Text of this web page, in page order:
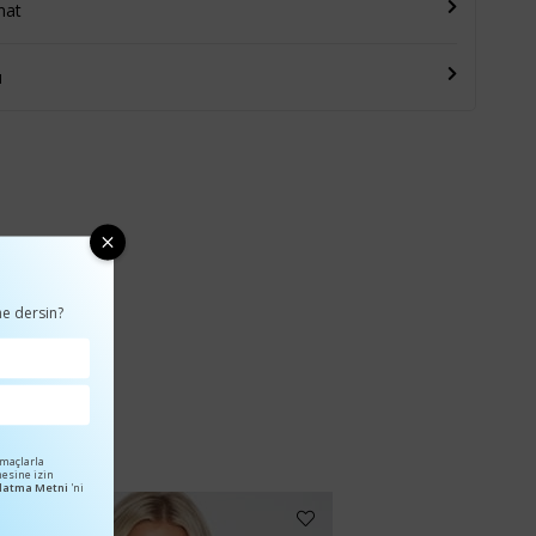
dersin?
izin
Metni 'ni